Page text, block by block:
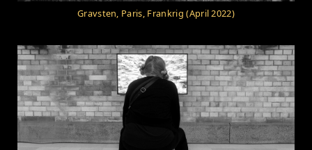
Gravsten, Paris, Frankrig (April 2022)